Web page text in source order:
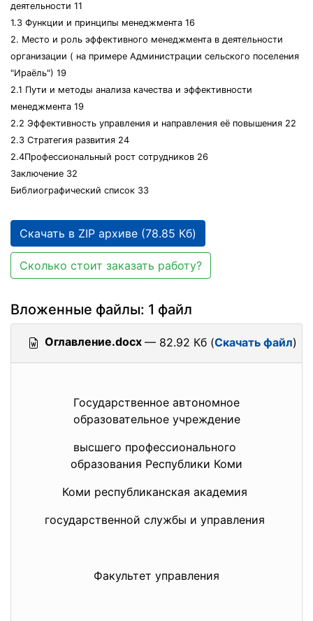
деятельности 11
1.3 Функции и принципы менеджмента 16
2. Место и роль эффективного менеджмента в деятельности
организации ( на примере Администрации сельского поселения
"Ираёль") 19
2.1 Пути и методы анализа качества и эффективности
менеджмента 19
2.2 Эффективность управления и направления её повышения 22
2.3 Стратегия развития 24
2.4Профессиональный рост сотрудников 26
Заключение 32
Библиографический список 33
Скачать в ZIP архиве (78.85 Кб)
Сколько стоит заказать работу?
Вложенные файлы: 1 файл
Оглавление.docx — 82.92 Кб (Скачать файл)
Государственное автономное
образовательное учреждение
высшего профессионального
образования Республики Коми
Коми республиканская академия
государственной службы и управления
Факультет управления